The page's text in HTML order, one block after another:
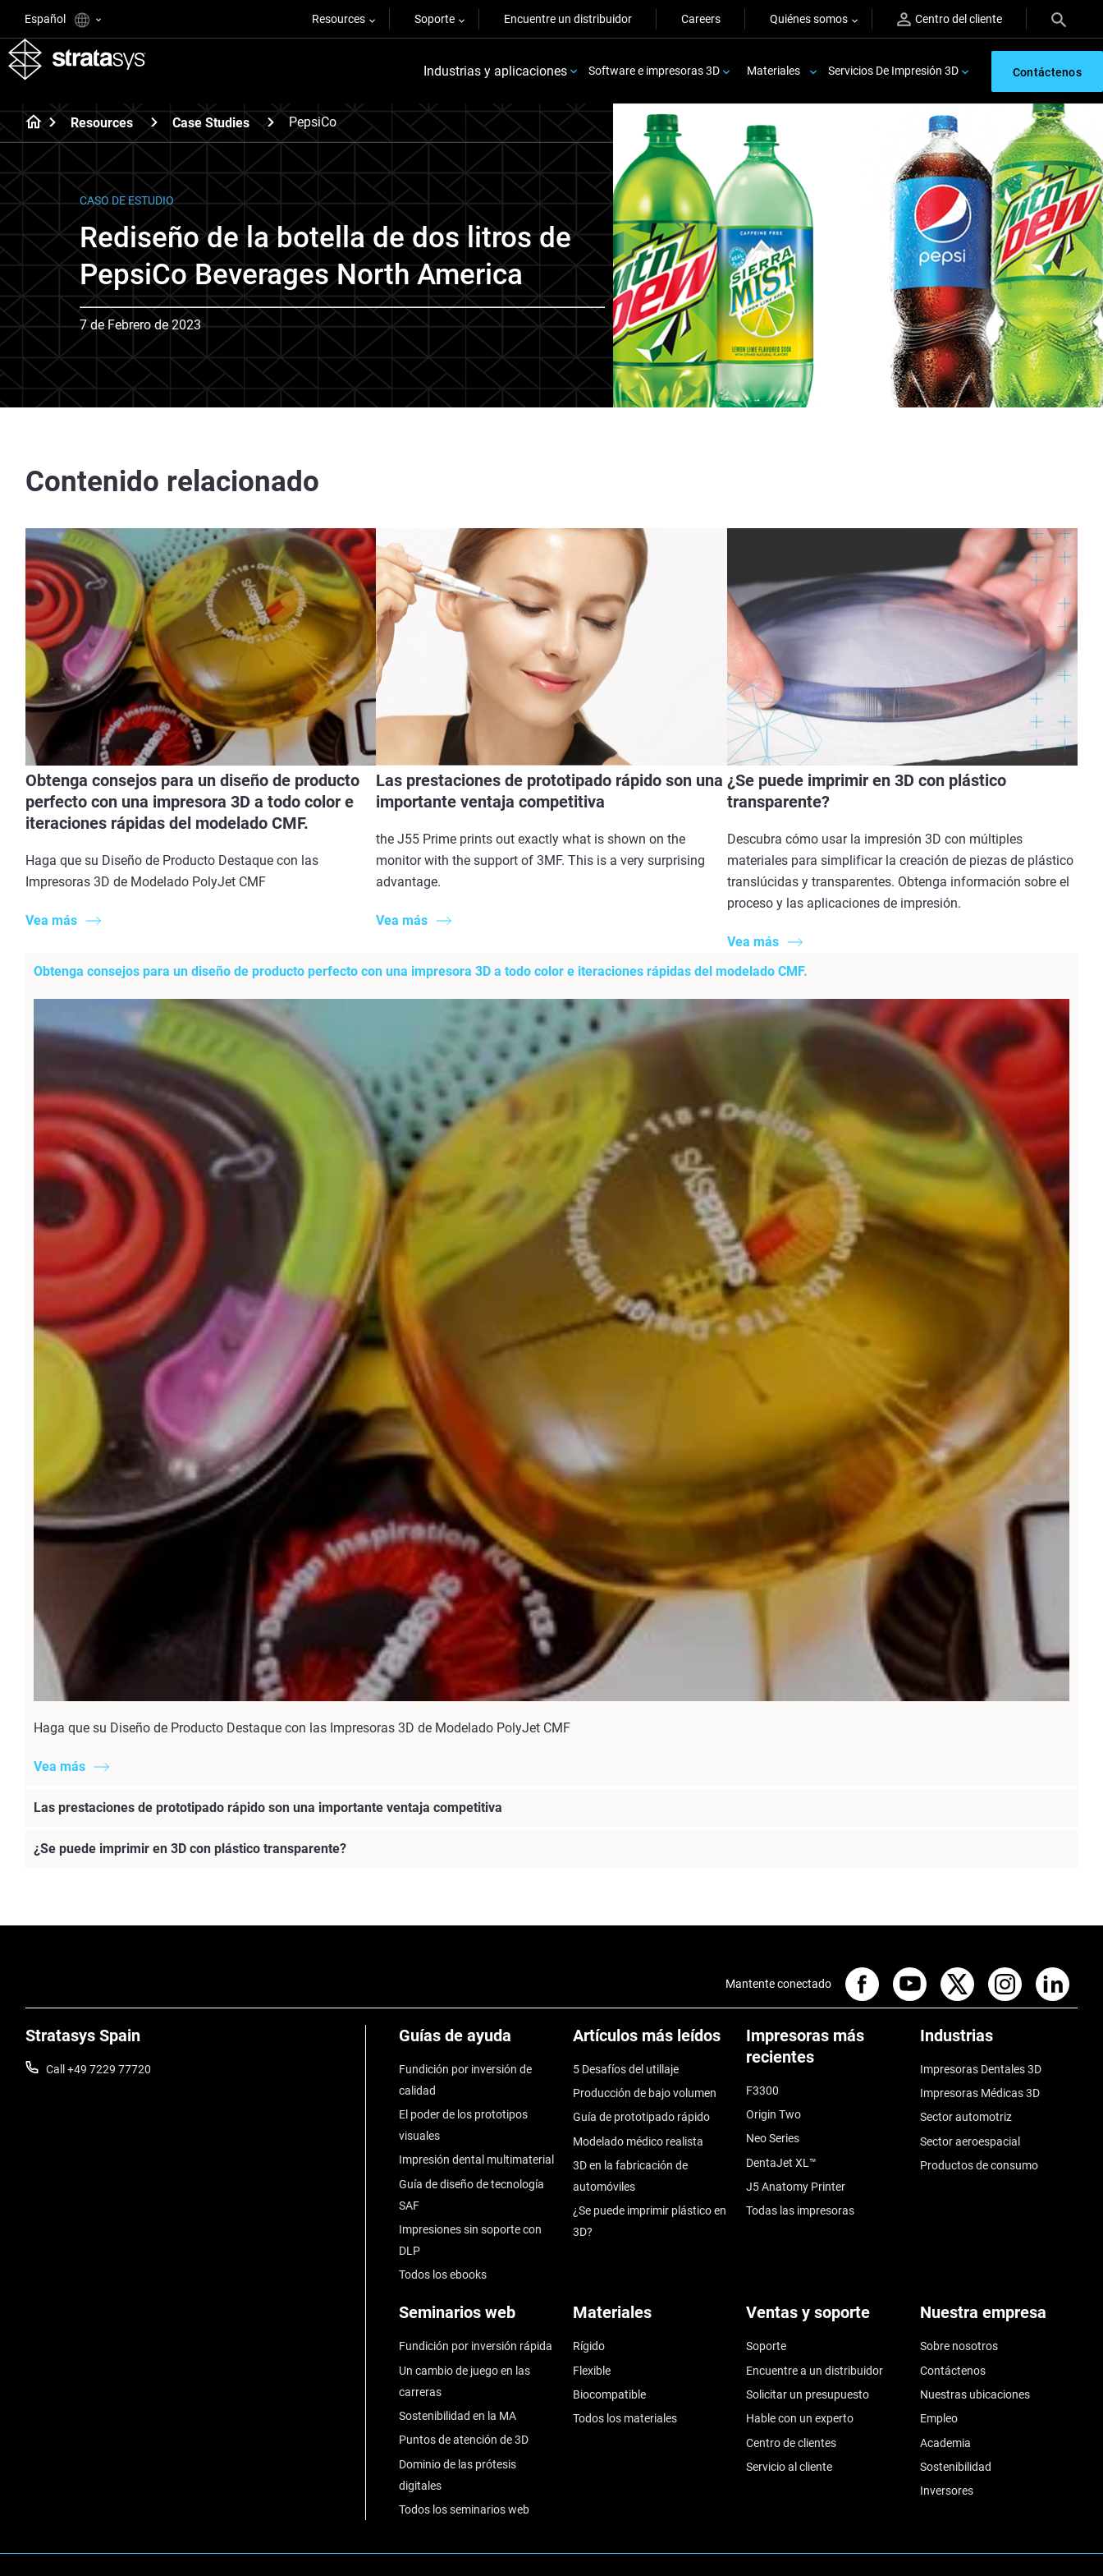
Español Resources Soporte Encuentre un distribuidor Careers Quiénes somos Centro del cliente
Industrias y aplicaciones Software e impresoras 3D Materiales Servicios De Impresión 3D Contáctenos
Resources Case Studies PepsiCo
CASO DE ESTUDIO
Rediseño de la botella de dos litros de
PepsiCo Beverages North America
7 de Febrero de 2023
Contenido relacionado
Obtenga consejos para un diseño de producto
perfecto con una impresora 3D a todo color e
iteraciones rápidas del modelado CMF.
Haga que su Diseño de Producto Destaque con las
Impresoras 3D de Modelado PolyJet CMF
Vea más
Las prestaciones de prototipado rápido son una
importante ventaja competitiva
the J55 Prime prints out exactly what is shown on the
monitor with the support of 3MF. This is a very surprising
advantage.
Vea más
¿Se puede imprimir en 3D con plástico
transparente?
Descubra cómo usar la impresión 3D con múltiples
materiales para simplificar la creación de piezas de plástico
translúcidas y transparentes. Obtenga información sobre el
proceso y las aplicaciones de impresión.
Vea más
Obtenga consejos para un diseño de producto perfecto con una impresora 3D a todo color e iteraciones rápidas del modelado CMF.
Haga que su Diseño de Producto Destaque con las Impresoras 3D de Modelado PolyJet CMF
Vea más
Las prestaciones de prototipado rápido son una importante ventaja competitiva
¿Se puede imprimir en 3D con plástico transparente?
Stratasys Spain
Call +49 7229 77720
Guías de ayuda
Fundición por inversión de
calidad
El poder de los prototipos
visuales
Impresión dental multimaterial
Guía de diseño de tecnología
SAF
Impresiones sin soporte con
DLP
Todos los ebooks
Artículos más leídos
5 Desafíos del utillaje
Producción de bajo volumen
Guía de prototipado rápido
Modelado médico realista
3D en la fabricación de
automóviles
¿Se puede imprimir plástico en
3D?
Impresoras más
recientes
F3300
Origin Two
Neo Series
DentaJet XL™
J5 Anatomy Printer
Todas las impresoras
Industrias
Impresoras Dentales 3D
Impresoras Médicas 3D
Sector automotriz
Sector aeroespacial
Productos de consumo
Seminarios web
Fundición por inversión rápida
Un cambio de juego en las
carreras
Sostenibilidad en la MA
Puntos de atención de 3D
Dominio de las prótesis
digitales
Todos los seminarios web
Materiales
Rígido
Flexible
Biocompatible
Todos los materiales
Ventas y soporte
Soporte
Encuentre a un distribuidor
Solicitar un presupuesto
Hable con un experto
Centro de clientes
Servicio al cliente
Nuestra empresa
Sobre nosotros
Contáctenos
Nuestras ubicaciones
Empleo
Academia
Sostenibilidad
Inversores
Mantente conectado